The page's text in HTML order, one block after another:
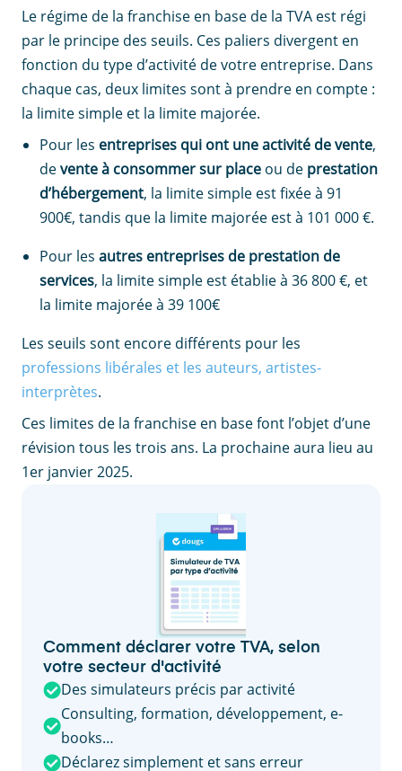
Le régime de la franchise en base de la TVA est régi
par le principe des seuils. Ces paliers divergent en
fonction du type d’activité de votre entreprise. Dans
chaque cas, deux limites sont à prendre en compte :
la limite simple et la limite majorée.
Pour les entreprises qui ont une activité de vente,
devente à consommer sur place ou de prestation
d’hébergement, la limite simple est fixée à 91
900€, tandis que la limite majorée est à 101 000 €.
Pour les autres entreprises de prestation de
services, la limite simple est établie à 36 800 €, et
la limite majorée à 39 100€
Les seuils sont encore différents pour les
professions libérales et les auteurs, artistes-
interprètes.
Ces limites de la franchise en base font l’objet d’une
révision tous les trois ans. La prochaine aura lieu au
1er janvier 2025.
Comment déclarer votre TVA, selon
votre secteur d'activité
Des simulateurs précis par activité
Consulting, formation, développement, e-
books…
Déclarez simplement et sans erreur